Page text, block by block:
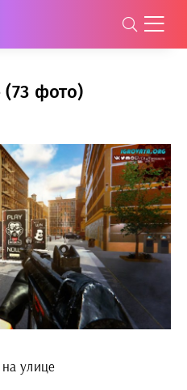
фото)
улице